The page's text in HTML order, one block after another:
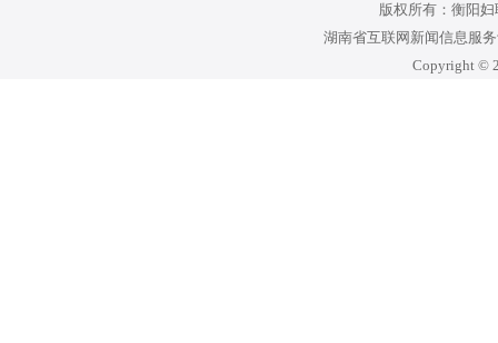
版权所有：衡阳妇
湖南省互联网新闻信息服
Copyright ©